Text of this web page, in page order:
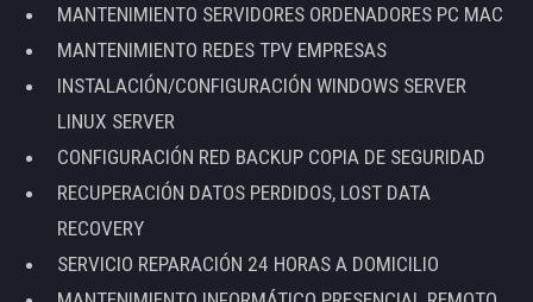
MANTENIMIENTO SERVIDORES ORDENADORES PC MAC
MANTENIMIENTO REDES TPV EMPRESAS
INSTALACIÓN/CONFIGURACIÓN WINDOWS SERVER
LINUX SERVER
CONFIGURACIÓN RED BACKUP COPIA DE SEGURIDAD
RECUPERACIÓN DATOS PERDIDOS, LOST DATA
RECOVERY
SERVICIO REPARACIÓN 24 HORAS A DOMICILIO